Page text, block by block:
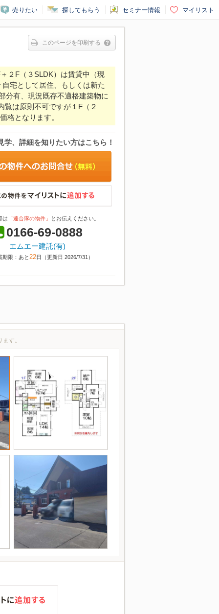
売りたい 探してもらう セミナー情報 マイリスト
このページを印刷する
２F（３SLDK）は賃貸中（現
宅として居住、もしくは新た
分有、現況既存不適格建築物に
は原則不可ですが１F（２
格となります。
学、詳細を知りたい方はこちら！
は 「連合隊の物件」 とお伝えください。
0166-69-0888
エムエー建託(有)
期限：あと22日（更新日 2026/7/31）
す。